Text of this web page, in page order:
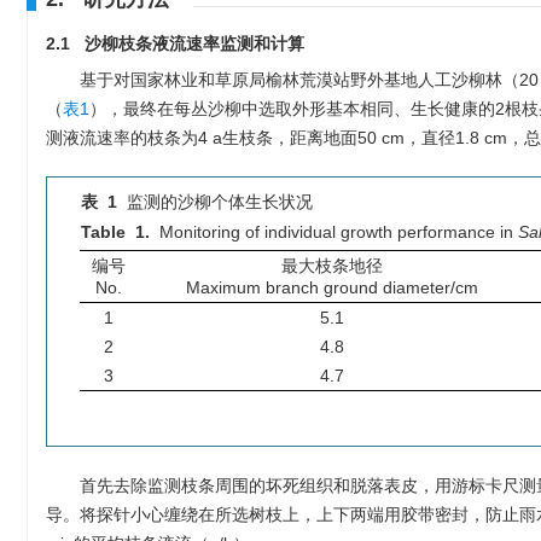
2.1 沙柳枝条液流速率监测和计算
基于对国家林业和草原局榆林荒漠站野外基地人工沙柳林（
（表1 ），最终在每丛沙柳中选取外形基本相同、生长健康的2根
测液流速率的枝条为4 a生枝条，距离地面50 cm，直径1.8 cm，
表 1 监测的沙柳个体生长状况
Table 1.
Monitoring of individual growth performance in
编号
No.
最大枝条地径
Maximum branch ground diameter/cm
1
5.1
2
4.8
3
4.7
首先去除监测枝条周围的坏死组织和脱落表皮，用游标卡尺
导。将探针小心缠绕在所选树枝上，上下两端用胶带密封，防止